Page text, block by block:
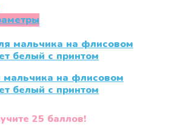
имеет
несколько
Опции
можно
на
мальчика на флисовом
белый с принтом
25 баллов!